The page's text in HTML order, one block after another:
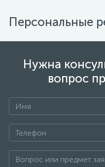
Персональные
Нужна
вопрос